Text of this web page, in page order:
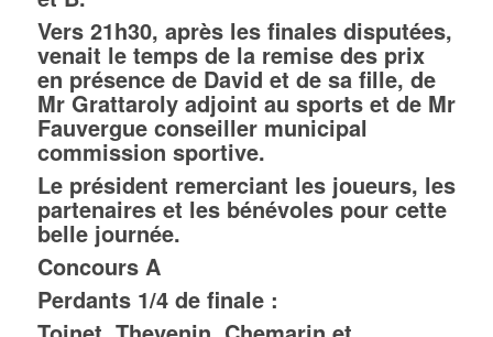
Vers 21h30, après les finales disputées,
venait le temps de la remise des prix
en présence de David et de sa fille, de
Mr Grattaroly adjoint au sports et de Mr
Fauvergue conseiller municipal
commission sportive.
Le président remerciant les joueurs, les
partenaires et les bénévoles pour cette
belle journée.
Concours A
Perdants 1/4 de finale :